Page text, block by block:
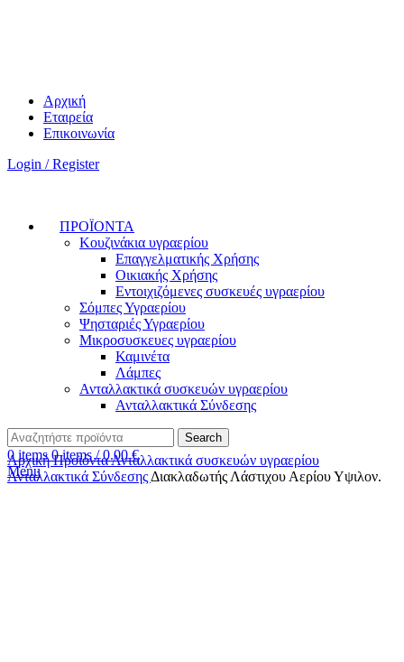
Αρχική
Εταιρεία
Επικοινωνία
Login / Register
ΠΡΟΪΟΝΤΑ
Κουζινάκια υγραερίου
Επαγγελματικής Χρήσης
Οικιακής Χρήσης
Εντοιχιζόμενες συσκευές υγραερίου
Σόμπες Υγραερίου
Ψησταριές Υγραερίου
Μικροσυσκευες υγραερίου
Καμινέτα
Λάμπες
Ανταλλακτικά συσκευών υγραερίου
Ανταλλακτικά Σύνδεσης
Search
0 items 0items / 0.00€
Menu
ΑρχικήΠροϊόνταΑνταλλακτικά συσκευών υγραερίου
Ανταλλακτικά Σύνδεσης Διακλαδωτής Λάστιχου Αερίου Υψιλον.